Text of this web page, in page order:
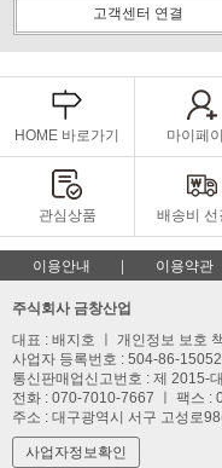
고객센터 연결
HOME 바로가기 마이페
관심상품 배송비 선
이용안내 이용약관
주식회사 금창산업
대표 : 배지호 ㅣ 개인정보 보호
사업자 등록번호 : 504-86-15052
통신판매업신고번호 : 제 2015-
전화 : 070-7010-7667 ㅣ 팩스 :
주소 : 대구광역시 서구 고성로
사업자정보확인